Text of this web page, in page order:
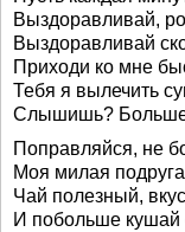
Выздоравливай,
Выздоравливай
Приходи ко мне
Тебя я вылечить
Слышишь? Больше
Поправляйся, не
Моя милая
Чай полезный,
И побольше кушай